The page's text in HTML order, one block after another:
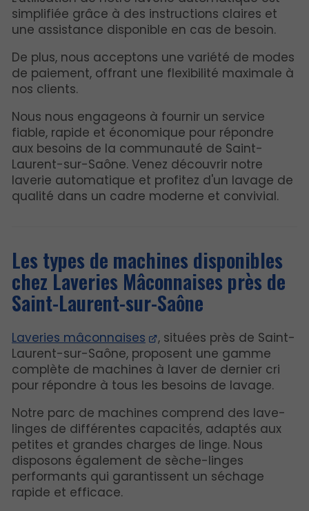
simplifiée grâce à des instructions claires et
une assistance disponible en cas de besoin.
De plus, nous acceptons une variété de modes
de paiement, offrant une flexibilité maximale à
nos clients.
Nous nous engageons à fournir un service
fiable, rapide et économique pour répondre
aux besoins de la communauté de Saint-
Laurent-sur-Saône. Venez découvrir notre
laverie automatique et profitez d'un lavage de
qualité dans un cadre moderne et convivial.
Les types de machines disponibles
chez Laveries Mâconnaises près de
Saint-Laurent-sur-Saône
Laveries mâconnaises
, situées près de Saint-
Laurent-sur-Saône, proposent une gamme
complète de machines à laver de dernier cri
pour répondre à tous les besoins de lavage.
Notre parc de machines comprend des lave-
linges de différentes capacités, adaptés aux
petites et grandes charges de linge. Nous
disposons également de sèche-linges
performants qui garantissent un séchage
rapide et efficace.